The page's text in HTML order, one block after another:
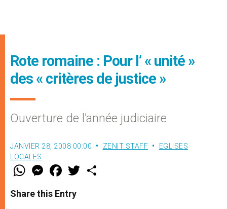
Rote romaine : Pour l’ « unité »
des « critères de justice »
Ouverture de l’année judiciaire
JANVIER 28, 2008 00:00 ZENIT STAFF
EGLISES
LOCALES
W
t
s
M
e
s
e
F
a
e
b
w
Share this Entry